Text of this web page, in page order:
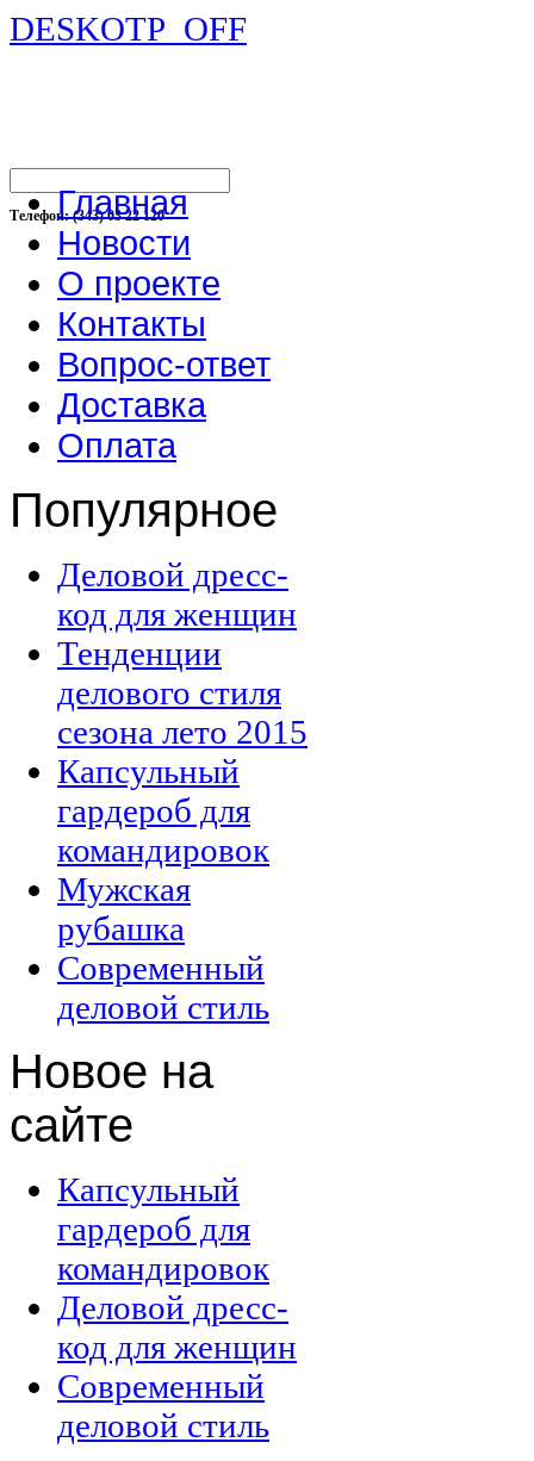
DESKOTP_OFF
Телефон: (343) 03 22 120
Главная
Новости
О проекте
Контакты
Вопрос-ответ
Доставка
Оплата
Популярное
Деловой дресс-
код для женщин
Тенденции
делового стиля
сезона лето 2015
Капсульный
гардероб для
командировок
Мужская
рубашка
Современный
деловой стиль
Новое на
сайте
Капсульный
гардероб для
командировок
Деловой дресс-
код для женщин
Современный
деловой стиль